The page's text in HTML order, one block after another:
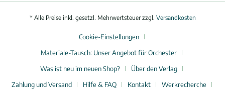
* Alle Preise inkl. gesetzl. Mehrwertsteuer zzgl. Versandkosten
Cookie-Einstellungen
Materiale-Tausch: Unser Angebot für Orchester
Was ist neu im neuen Shop?
Über den Verlag
Zahlung und Versand
Hilfe & FAQ Kontakt
Werkrecherche